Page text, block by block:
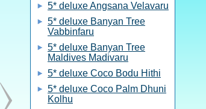
5* deluxe Angsana Velavaru
5* deluxe Banyan Tree
Vabbinfaru
5* deluxe Banyan Tree
Maldives Madivaru
5* deluxe Coco Bodu Hithi
5* deluxe Coco Palm Dhuni
Kolhu